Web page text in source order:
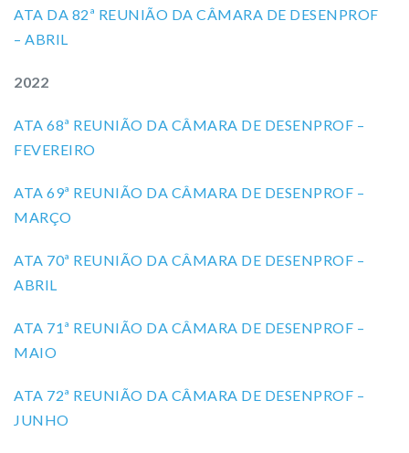
ATA DA 82ª REUNIÃO DA CÂMARA DE DESENPROF
– ABRIL
2022
ATA 68ª REUNIÃO DA CÂMARA DE DESENPROF –
FEVEREIRO
ATA 69ª REUNIÃO DA CÂMARA DE DESENPROF –
MARÇO
ATA 70ª REUNIÃO DA CÂMARA DE DESENPROF –
ABRIL
ATA 71ª REUNIÃO DA CÂMARA DE DESENPROF –
MAIO
ATA 72ª REUNIÃO DA CÂMARA DE DESENPROF –
JUNHO